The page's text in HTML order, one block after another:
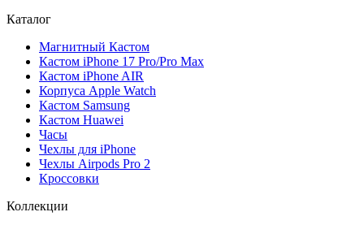
Каталог
Магнитный Кастом
Кастом iPhone 17 Pro/Pro Max
Кастом iPhone AIR
Корпуса Apple Watch
Кастом Samsung
Кастом Huawei
Часы
Чехлы для iPhone
Чехлы Airpods Pro 2
Кроссовки
Коллекции